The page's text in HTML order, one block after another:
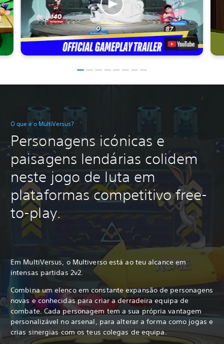
O que é o MultiVersus?
Personagens icónicas e
paisagens lendárias colidem
neste jogo de luta em
plataformas competitivo free-
to-play.
Em MultiVersus, o Multiverso está ao teu alcance em
intensas partidas 2v2.
Combina um elenco em constante expansão de personagens
novas e conhecidas para criar a derradeira equipa de
combate. Cada personagem tem a sua própria vantagem
personalizável no arsenal, para alterar a forma como jogas e
crias sinergias com os teus colegas de equipa.